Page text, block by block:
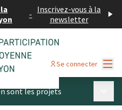
- Inscrivez-vous à la
newsletter
Se connecter
sont les projets